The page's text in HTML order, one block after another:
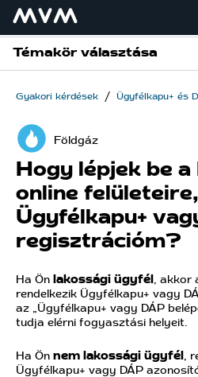
Témakör választása
Gyakori kérdések / Ügyfélkapu+ és
Földgáz
Hogy lépjek be
online
Ügyfélkapu+
regisztrációm?
Ha Ön lakossági ügyfél , akkor
rendelkezik Ügyfélkapu+ vagy
az „Ügyfélkapu+ vagy DÁP
tudja elérni fogyasztási helyeit.
Ha Ön nem lakossági ügyfél ,
Ügyfélkapu+ vagy DÁP